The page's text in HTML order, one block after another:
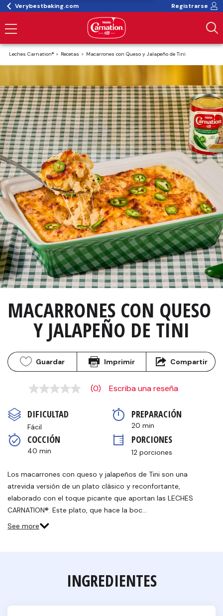
Verybestbaking.com Registrarse
Leches Carnation® Recetas Macarrones con Queso y Jalapeño de Tini
MACARRONES CON QUESO
Y JALAPEÑO DE TINI
Guardar Imprimir Compartir
Sin
en
la
misma
página.
(0) Escriba una reseña
DIFICULTAD
Fácil
PREPARACIÓN
20 min
COCCIÓN
40 min
PORCIONES
12 porciones
Los macarrones con queso y jalapeños de Tini son una
atrevida versión de un plato clásico y reconfortante,
elaborado con el toque picante que aportan las LECHES
CARNATION®. Este plato, que hace la boc…
See more
INGREDIENTES